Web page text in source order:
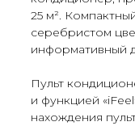
25 м².
серебристом
информативный
Пульт
и функцией
нахождения